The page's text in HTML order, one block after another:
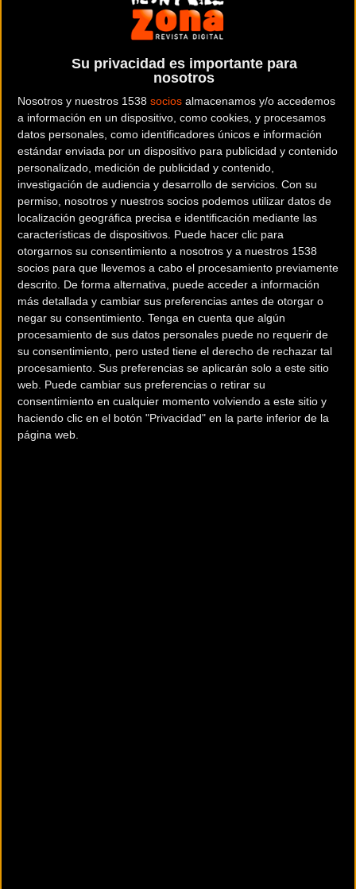
Su privacidad es importante para
nosotros
Nosotros y nuestros 1538 socios almacenamos y/o accedemos
a información en un dispositivo, como cookies, y procesamos
datos personales, como identificadores únicos e información
estándar enviada por un dispositivo para publicidad y contenido
personalizado, medición de publicidad y contenido,
investigación de audiencia y desarrollo de servicios. Con su
permiso, nosotros y nuestros socios podemos utilizar datos de
localización geográfica precisa e identificación mediante las
características de dispositivos. Puede hacer clic para
otorgarnos su consentimiento a nosotros y a nuestros 1538
socios para que llevemos a cabo el procesamiento previamente
descrito. De forma alternativa, puede acceder a información
más detallada y cambiar sus preferencias antes de otorgar o
negar su consentimiento. Tenga en cuenta que algún
procesamiento de sus datos personales puede no requerir de
su consentimiento, pero usted tiene el derecho de rechazar tal
procesamiento. Sus preferencias se aplicarán solo a este sitio
web. Puede cambiar sus preferencias o retirar su
consentimiento en cualquier momento volviendo a este sitio y
haciendo clic en el botón "Privacidad" en la parte inferior de la
página web.
definitivo para reventar
LITHOS una e-MTB de
enduro con cuadro de
Bosch
Material
Nuevos monos y
pantorrilleras de triatlón
Swiss Side AERO baten
récords de velocidad
Material
Bosch lanza su primer
motor en el buje Hub
Line con la batería
PowerTube 360
Material Material